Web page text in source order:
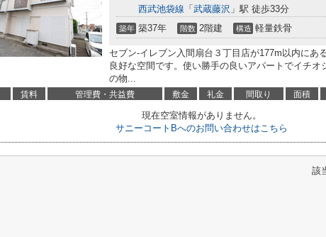
西武池袋線 「 武蔵藤沢 」駅 徒歩33分
築年 築37年 階数 2階建 構造 軽量鉄骨
セブン-イレブン入間扇台３丁目店が177m以内にあ
良好な空間です。使い勝手の良いアパートでイチオ
の物...
賃料 管理費・共益費 敷金 礼金 間取り 面積
現在空室情報がありません。
サニーコートBへのお問い合わせはこちら
該